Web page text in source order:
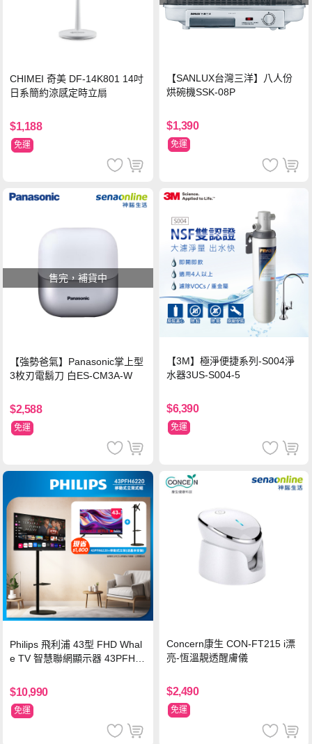
CHIMEI 奇美 DF-14K801 14吋
日系簡約涼感定時立扇
$1,188
免運
【SANLUX台灣三洋】八人份
烘碗機SSK-08P
$1,390
免運
售完，補貨中
【強勢爸氣】Panasonic掌上型
3枚刃電鬍刀 白ES-CM3A-W
$2,588
免運
【3M】極淨便捷系列-S004淨
水器3US-S004-5
$6,390
免運
Philips 飛利浦 43型 FHD Whal
e TV 智慧聯網顯示器 43PFH6
$10,990
免運
Concern康生 CON-FT215 i漂
亮-恆溫靚透醒膚儀
$2,490
免運